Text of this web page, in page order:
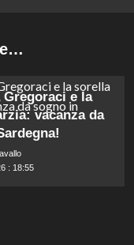
Gregoraci e la
vacanza da
: 18:55